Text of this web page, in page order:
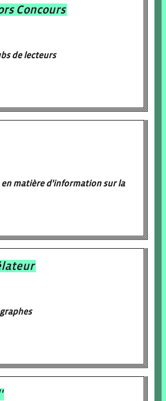
Concours
de lecteurs
en matière d'information sur la